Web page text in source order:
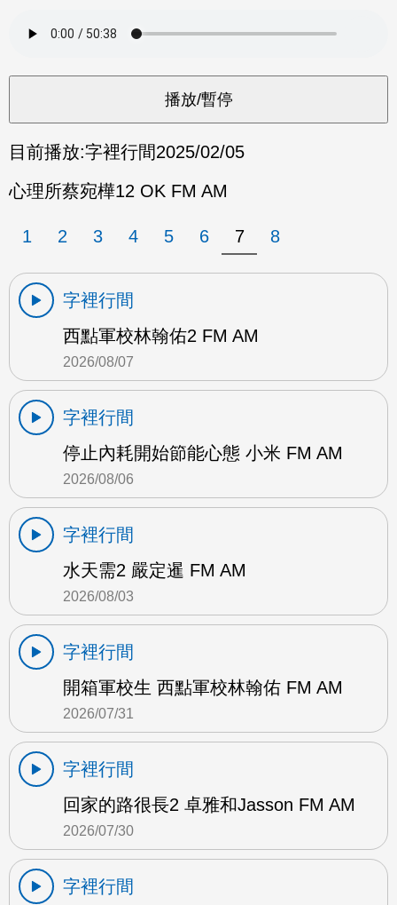
目前播放:字裡行間2025/02/05
心理所蔡宛樺12 OK FM AM
1 2 3 4 5 6 7 8
字裡行間
西點軍校林翰佑2 FM AM
2026/08/07
字裡行間
停止內耗開始節能心態 小米 FM AM
2026/08/06
字裡行間
水天需2 嚴定暹 FM AM
2026/08/03
字裡行間
開箱軍校生 西點軍校林翰佑 FM AM
2026/07/31
字裡行間
回家的路很長2 卓雅和Jasson FM AM
2026/07/30
字裡行間